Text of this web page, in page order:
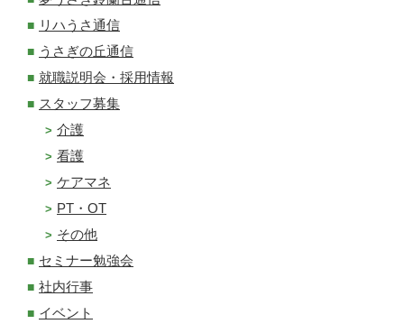
リハうさ通信
うさぎの丘通信
就職説明会・採用情報
スタッフ募集
介護
看護
ケアマネ
PT・OT
その他
セミナー勉強会
社内行事
イベント